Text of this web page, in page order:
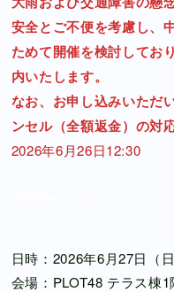
安全とご不便を考慮し、
ためて開催を検討してお
内いたします。
なお、お申し込みいただ
ンセル（全額返金）の対
2026年6月26日12:30
日時：2026年6月27日（
会場：PLOT48 テラス棟1